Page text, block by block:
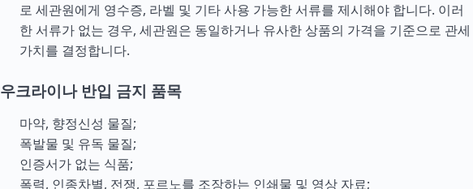
로 세관원에게 영수증, 라벨 및 기타 사용 가능한 서류를 제시해야 합니다. 이러
한 서류가 없는 경우, 세관원은 동일하거나 유사한 상품의 가격을 기준으로 관세
가치를 결정합니다.
우크라이나 반입 금지 품목
마약, 향정신성 물질;
폭발물 및 유독 물질;
인증서가 없는 식품;
폭력, 인종차별, 전쟁, 포르노를 조장하는 인쇄물 및 영상 자료;